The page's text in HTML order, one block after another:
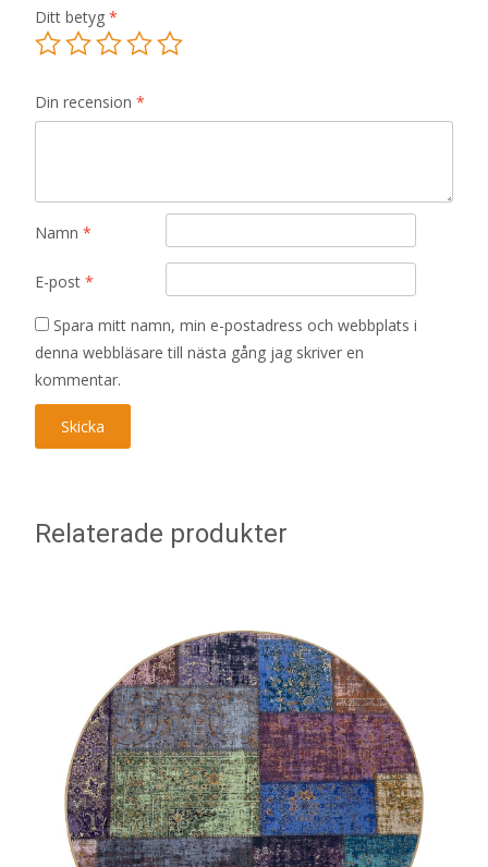
Ditt betyg *
Din recension *
Namn *
E-post *
Spara mitt namn, min e-postadress och webbplats i
denna webbläsare till nästa gång jag skriver en
kommentar.
Relaterade produkter